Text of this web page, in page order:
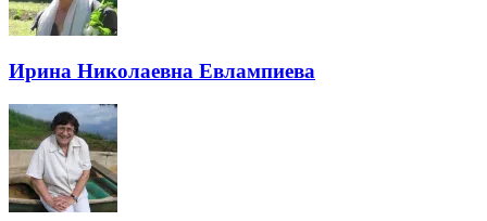
Ирина Николаевна Евлампиева